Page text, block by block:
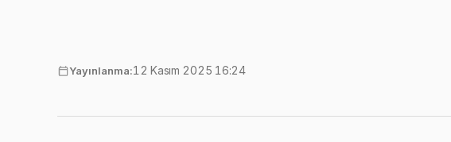
Yayınlanma:12 Kasım 2025 16:24